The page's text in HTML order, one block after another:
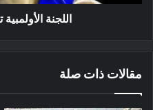
اللجنة
مقالات ذات صلة